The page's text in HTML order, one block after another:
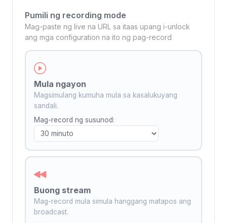
Pumili ng recording mode
Mag-paste ng live na URL sa itaas upang i-unlock
ang mga configuration na ito ng pag-record
Mula ngayon
Magsimulang kumuha mula sa kasalukuyang
sandali.
Mag-record ng susunod:
Buong stream
Mag-record mula simula hanggang matapos ang
broadcast.